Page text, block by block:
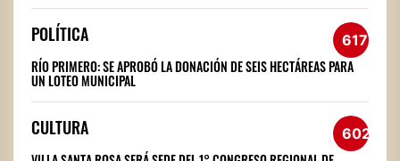
POLÍTICA 617
RÍO PRIMERO: SE APROBÓ LA DONACIÓN DE SEIS HECTÁREAS PARA
UN LOTEO MUNICIPAL
CULTURA 602